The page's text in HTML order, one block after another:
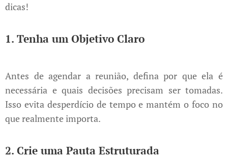
dicas!
1. Tenha um Objetivo Claro
Antes de agendar a reunião, defina por que ela é
necessária e quais decisões precisam ser tomadas.
Isso evita desperdício de tempo e mantém o foco no
que realmente importa.
2. Crie uma Pauta Estruturada